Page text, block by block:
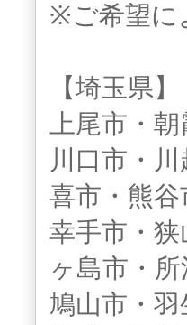
※ご希望に
【埼玉県】
上尾市・
川口市・
喜市・熊
幸手市・
ヶ島市・
鳩山市・